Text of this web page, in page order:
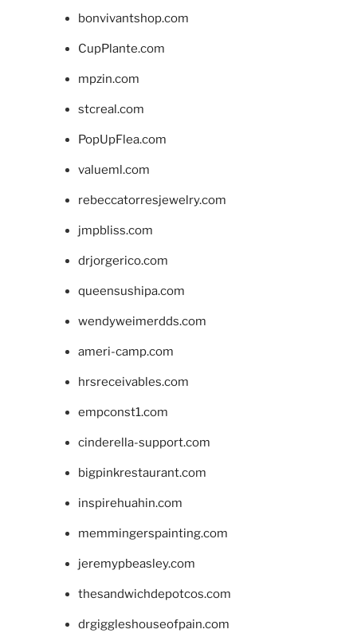
bonvivantshop.com
CupPlante.com
mpzin.com
stcreal.com
PopUpFlea.com
valueml.com
rebeccatorresjewelry.com
jmpbliss.com
drjorgerico.com
queensushipa.com
wendyweimerdds.com
ameri-camp.com
hrsreceivables.com
empconst1.com
cinderella-support.com
bigpinkrestaurant.com
inspirehuahin.com
memmingerspainting.com
jeremypbeasley.com
thesandwichdepotcos.com
drgiggleshouseofpain.com